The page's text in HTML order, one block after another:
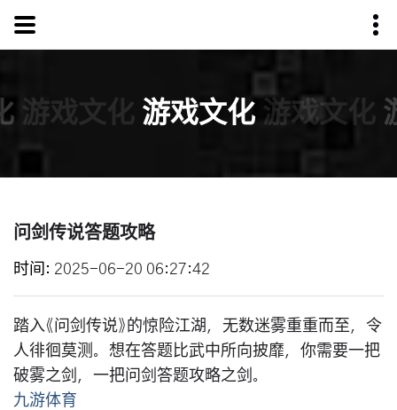
游戏文化 游戏文化 游戏文化
问剑传说答题攻略
时间 2025-06-20 06:27:42
踏入《问剑传说》的惊险江湖，无数迷雾重重而至，令
人徘徊莫测。想在答题比武中所向披靡，你需要一把
破雾之剑，一把问剑答题攻略之剑。
九游体育